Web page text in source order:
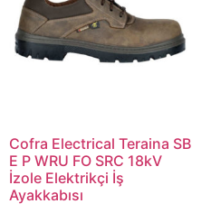
Cofra Electrical Teraina SB
E P WRU FO SRC 18kV
İzole Elektrikçi İş
Ayakkabısı